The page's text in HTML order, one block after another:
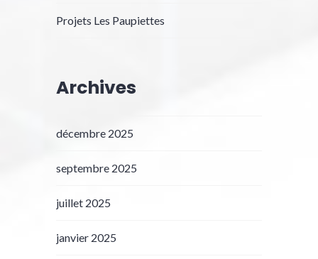
Projets Les Paupiettes
Archives
décembre 2025
septembre 2025
juillet 2025
janvier 2025